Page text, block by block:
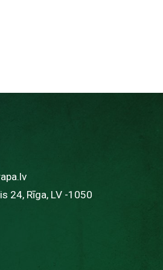
24, Rīga, LV -1050